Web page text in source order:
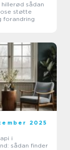
sådan
støtte
forandring
2025
i
sådan finder